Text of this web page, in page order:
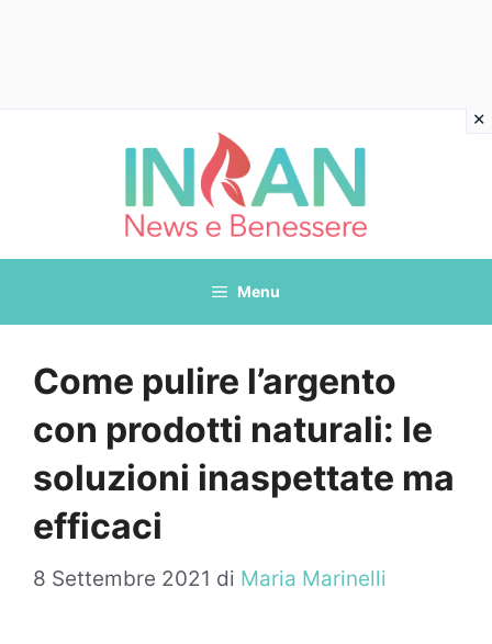
Menu
Come pulire l’argento
con prodotti naturali: le
soluzioni inaspettate ma
efficaci
8 Settembre 2021 di Maria Marinelli